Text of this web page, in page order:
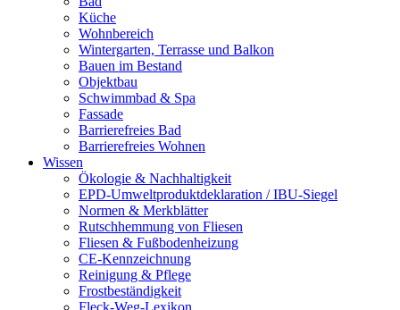
Küche
Wohnbereich
Wintergarten, Terrasse und Balkon
Bauen im Bestand
Objektbau
Schwimmbad & Spa
Fassade
Barrierefreies Bad
Barrierefreies Wohnen
Wissen
Ökologie & Nachhaltigkeit
EPD-Umweltproduktdeklaration / IBU-Siegel
Normen & Merkblätter
Rutschhemmung von Fliesen
Fliesen & Fußbodenheizung
CE-Kennzeichnung
Reinigung & Pflege
Frostbeständigkeit
Fleck-Weg-Lexikon